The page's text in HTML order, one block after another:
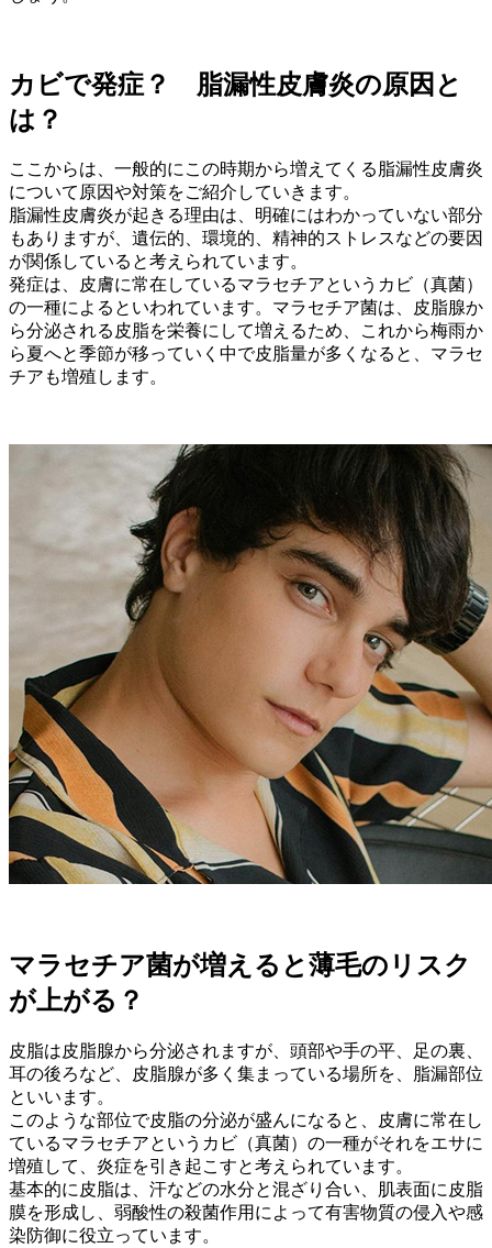
カビで発症？ 脂漏性皮膚炎の原因と
は？
ここからは、一般的にこの時期から増えてくる脂漏性皮膚炎
について原因や対策をご紹介していきます。
脂漏性皮膚炎が起きる理由は、明確にはわかっていない部分
もありますが、遺伝的、環境的、精神的ストレスなどの要因
が関係していると考えられています。
発症は、皮膚に常在しているマラセチアというカビ（真菌）
の一種によるといわれています。マラセチア菌は、皮脂腺か
ら分泌される皮脂を栄養にして増えるため、これから梅雨か
ら夏へと季節が移っていく中で皮脂量が多くなると、マラセ
チアも増殖します。
マラセチア菌が増えると薄毛のリスク
が上がる？
皮脂は皮脂腺から分泌されますが、頭部や手の平、足の裏、
耳の後ろなど、皮脂腺が多く集まっている場所を、脂漏部位
といいます。
このような部位で皮脂の分泌が盛んになると、皮膚に常在し
ているマラセチアというカビ（真菌）の一種がそれをエサに
増殖して、炎症を引き起こすと考えられています。
基本的に皮脂は、汗などの水分と混ざり合い、肌表面に皮脂
膜を形成し、弱酸性の殺菌作用によって有害物質の侵入や感
染防御に役立っています。